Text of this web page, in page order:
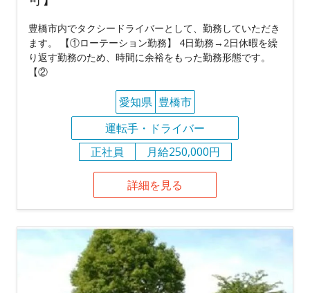
豊橋市内でタクシードライバーとして、勤務していただき
ます。 【①ローテーション勤務】 4日勤務→2日休暇を繰
り返す勤務のため、時間に余裕をもった勤務形態です。
【②
愛知県 豊橋市
運転手・ドライバー
正社員
月給250,000円
詳細を見る